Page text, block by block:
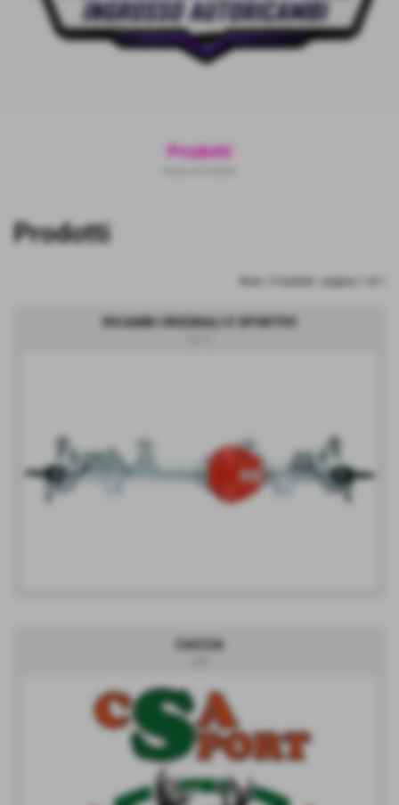
Prodotti
Invia
Prodotti
RICAMBI ORIGINALI E SPORTIVI
CACCIA